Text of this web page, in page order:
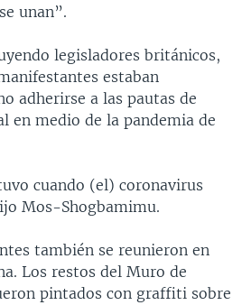
unan”.
legisladores británicos,
estaban
adherirse a las pautas de
en medio de la pandemia de
cuando (el) coronavirus
Mos-Shogbamimu.
también se reunieron en
Los restos del Muro de
pintados con graffiti sobre